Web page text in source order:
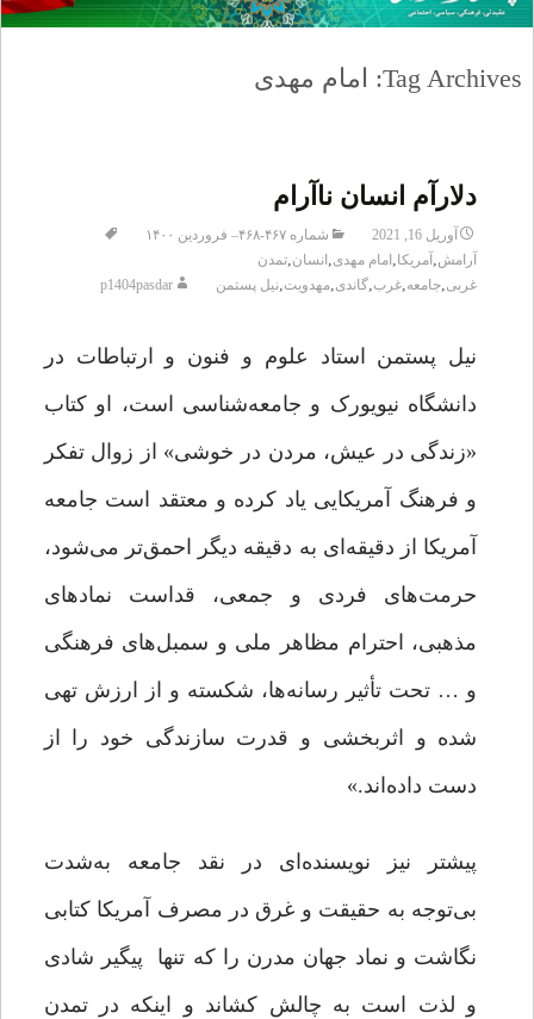
Tag Archives: امام مهدی
دلارآم انسان ناآرام
آوریل 16, 2021
شماره ۴۶۷-۴۶۸– فروردین ۱۴۰۰
آرامش, آمریکا, امام مهدی, انسان,تمدن
غربی,جامعه,غرب,گاندی,مهدویت,نیل پستمن p1404pasdar
نیل پستمن استاد علوم و فنون و ارتباطات در
دانشگاه نیویورک و جامعه‌شناسی است، او کتاب
«زندگی در عیش، مردن در خوشی» از زوال تفکر
و فرهنگ آمریکایی یاد کرده و معتقد است جامعه
آمریکا از دقیقه‌ای به دقیقه دیگر احمق‌تر می‌شود،
حرمت‌های فردی و جمعی، قداست نمادهای
مذهبی، احترام مظاهر ملی و سمبل‌های فرهنگی
و … تحت تأثیر رسانه‌ها، شکسته و از ارزش تهی
شده و اثربخشی و قدرت سازندگی خود را از
دست داده‌اند.»
پیشتر نیز نویسنده‌ای در نقد جامعه به‌شدت
بی‌توجه به حقیقت و غرق در مصرف آمریکا کتابی
نگاشت و نماد جهان مدرن را که تنها پیگیر شادی
و لذت است به چالش کشاند و اینکه در تمدن